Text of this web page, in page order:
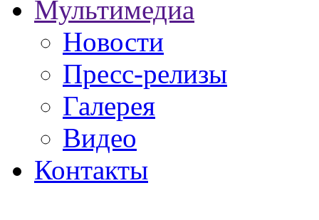
Мультимедиа
Новости
Пресс-релизы
Галерея
Видео
Контакты